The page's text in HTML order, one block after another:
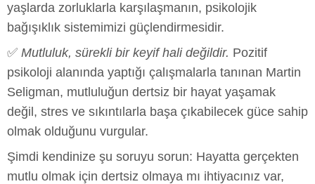
yaşlarda zorluklarla karşılaşmanın, psikolojik
bağışıklık sistemimizi güçlendirmesidir.
✅ Mutluluk, sürekli bir keyif hali değildir. Pozitif
psikoloji alanında yaptığı çalışmalarla tanınan Martin
Seligman, mutluluğun dertsiz bir hayat yaşamak
değil, stres ve sıkıntılarla başa çıkabilecek güce sahip
olmak olduğunu vurgular.
Şimdi kendinize şu soruyu sorun: Hayatta gerçekten
mutlu olmak için dertsiz olmaya mı ihtiyacınız var,